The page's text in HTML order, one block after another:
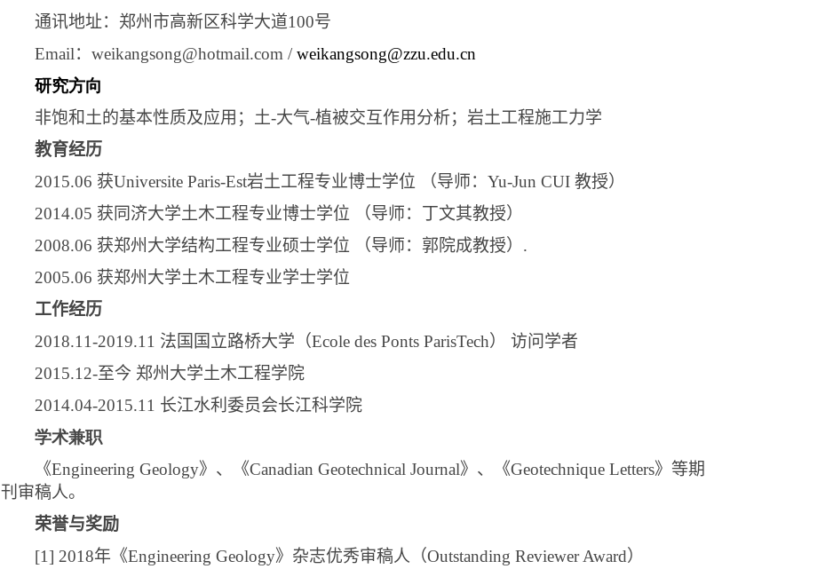
通讯地址：郑州市高新区科学大道100号
Email： weikangsong@hotmail.com / weikangsong@zzu.edu.cn
研究方向
非饱和土的基本性质及应用；土-大气-植被交互作用分析；岩土工程施工力学
教育经历
2015.06 获Universite Paris-Est岩土工程专业博士学位 （导师： Yu-Jun CUI 教授）
2014.05 获同济大学土木工程专业博士学位
（导师：丁文其教授）
2008.06 获郑州大学结构工程专业硕士学位 （导师：郭院成教授） .
2005.06 获郑州大学土木工程专业学士学位
工作经历
2018.11-2019.11 法国国立路桥大学（Ecole des Ponts ParisTech）
访问学者
2015.12-至今 郑州大学土木工程学院
2014.04-2015.11 长江水利委员会长江科学院
学术兼职
《Engineering Geology》、《Canadian Geotechnical Journal》、《Geotechnique Letters》 等期
刊审稿人。
荣誉与奖励
[1] 2018年《Engineering Geology》杂志优秀审稿人（Outstanding Reviewer Award）